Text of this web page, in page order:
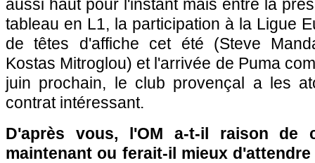
aussi haut pour l'instant mais entre la
tableau en L1, la participation à la Ligue
de têtes d'affiche cet été (Steve
Kostas Mitroglou) et l'arrivée de Puma
juin prochain, le club provençal a les
contrat intéressant.
D'après vous, l'OM a-t-il raison de
maintenant ou ferait-il mieux